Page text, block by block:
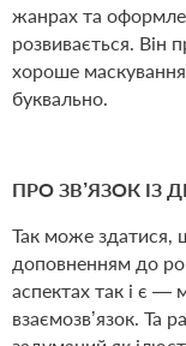
жанрах та
розвивається. Він
хороше
буквально.
ПРО ЗВ’ЯЗОК
Так може здатися,
доповненням до
аспектах так і є —
взаємозв’язок. Та